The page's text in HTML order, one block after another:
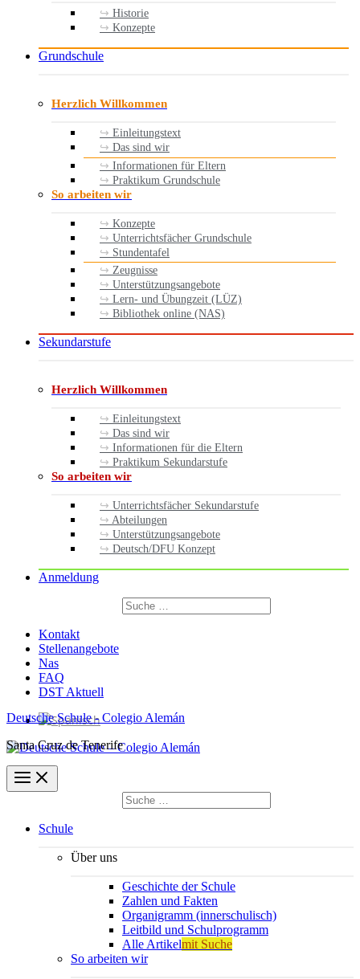
Historie
Konzepte
Grundschule
Herzlich Willkommen
Einleitungstext
Das sind wir
Informationen für Eltern
Praktikum Grundschule
So arbeiten wir
Konzepte
Unterrichtsfächer Grundschule
Stundentafel
Zeugnisse
Unterstützungsangebote
Lern- und Übungzeit (LÜZ)
Bibliothek online (NAS)
Sekundarstufe
Herzlich Willkommen
Einleitungstext
Das sind wir
Informationen für die Eltern
Praktikum Sekundarstufe
So arbeiten wir
Unterrichtsfächer Sekundarstufe
Abteilungen
Unterstützungsangebote
Deutsch/DFU Konzept
Anmeldung
Suchen
nach:
Kontakt
Stellenangebote
Nas
FAQ
DST Aktuell
Deutsche Schule - Colegio Alemán
Santa Cruz de Tenerife
Suchen
nach:
Schule
Über uns
Geschichte der Schule
Zahlen und Fakten
Organigramm (innerschulisch)
Leitbild und Schulprogramm
Alle Artikelmit Suche
So arbeiten wir